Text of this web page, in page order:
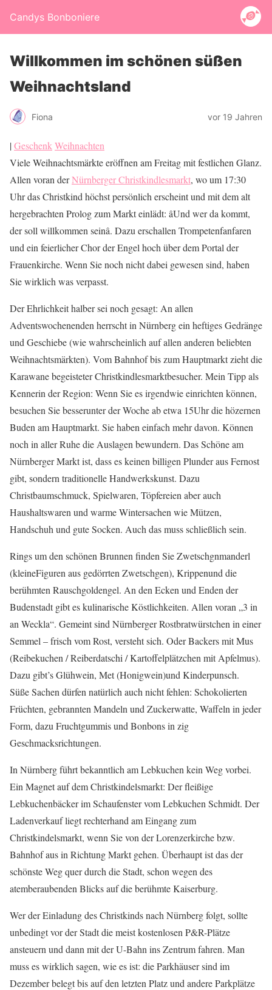
Candys Bonboniere
Willkommen im schönen süßen
Weihnachtsland
Fiona vor 19 Jahren
|Geschenk Weihnachten
Viele Weihnachtsmärkte eröffnen am Freitag mit festlichen Glanz.
Allen voran derNürnberger Christkindlesmarkt, wo um 17:30
Uhr das Christkind höchst persönlich erscheint und mit dem alt
hergebrachten Prolog zum Markt einlädt: âUnd wer da kommt,
der soll willkommen seinâ. Dazu erschallen Trompetenfanfaren
und ein feierlicher Chor der Engel hoch über dem Portal der
Frauenkirche. Wenn Sie noch nicht dabei gewesen sind, haben
Sie wirklich was verpasst.
Der Ehrlichkeit halber sei noch gesagt: An allen
Adventswochenenden herrscht in Nürnberg ein heftiges Gedränge
und Geschiebe (wie wahrscheinlich auf allen anderen beliebten
Weihnachtsmärkten). Vom Bahnhof bis zum Hauptmarkt zieht die
Karawane begeisteter Christkindlesmarktbesucher. Mein Tipp als
Kennerin der Region: Wenn Sie es irgendwie einrichten können,
besuchen Sie besserunter der Woche ab etwa 15Uhr die hözernen
Buden am Hauptmarkt. Sie haben einfach mehr davon. Können
noch in aller Ruhe die Auslagen bewundern. Das Schöne am
Nürnberger Markt ist, dass es keinen billigen Plunder aus Fernost
gibt, sondern traditionelle Handwerkskunst. Dazu
Christbaumschmuck, Spielwaren, Töpfereien aber auch
Haushaltswaren und warme Wintersachen wie Mützen,
Handschuh und gute Socken. Auch das muss schließlich sein.
Rings um den schönen Brunnen finden Sie Zwetschgnmanderl
(kleineFiguren aus gedörrten Zwetschgen), Krippenund die
berühmten Rauschgoldengel. An den Ecken und Enden der
Budenstadt gibt es kulinarische Köstlichkeiten. Allen voran „3 in
an Weckla“. Gemeint sind Nürnberger Rostbratwürstchen in einer
Semmel – frisch vom Rost, versteht sich. Oder Backers mit Mus
(Reibekuchen / Reiberdatschi / Kartoffelplätzchen mit Apfelmus).
Dazu gibt’s Glühwein, Met (Honigwein)und Kinderpunsch.
Süße Sachen dürfen natürlich auch nicht fehlen: Schokolierten
Früchten, gebrannten Mandeln und Zuckerwatte, Waffeln in jeder
Form, dazu Fruchtgummis und Bonbons in zig
Geschmacksrichtungen.
In Nürnberg führt bekanntlich am Lebkuchen kein Weg vorbei.
Ein Magnet auf dem Christkindelsmarkt: Der fleißige
Lebkuchenbäcker im Schaufenster vom Lebkuchen Schmidt. Der
Ladenverkauf liegt rechterhand am Eingang zum
Christkindelsmarkt, wenn Sie von der Lorenzerkirche bzw.
Bahnhof aus in Richtung Markt gehen. Überhaupt ist das der
schönste Weg quer durch die Stadt, schon wegen des
atemberaubenden Blicks auf die berühmte Kaiserburg.
Wer der Einladung des Christkinds nach Nürnberg folgt, sollte
unbedingt vor der Stadt die meist kostenlosen P&R-Plätze
ansteuern und dann mit der U-Bahn ins Zentrum fahren. Man
muss es wirklich sagen, wie es ist: die Parkhäuser sind im
Dezember belegt bis auf den letzten Platz und andere Parkplätze